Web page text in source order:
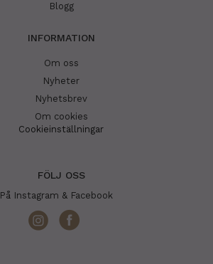
Blogg
INFORMATION
Om oss
Nyheter
Nyhetsbrev
Om cookies
Cookieinställningar
FÖLJ OSS
På Instagram & Facebook